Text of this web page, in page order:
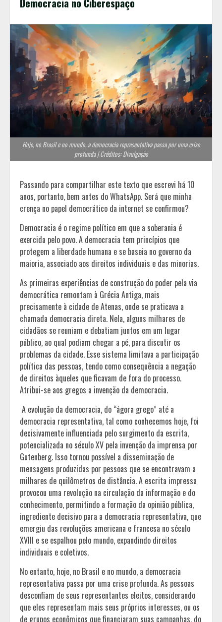
Hoje, no Brasil e no mundo, a democracia representativa passa por uma crise
profunda | Créditos: Divulgação
Passando para compartilhar este texto que escrevi há 10
anos, portanto, bem antes do WhatsApp. Será que minha
crença no papel democrático da internet se confirmou?
Democracia é o regime político em que a soberania é
exercida pelo povo. A democracia tem princípios que
protegem a liberdade humana e se baseia no governo da
maioria, associado aos direitos individuais e das minorias.
As primeiras experiências de construção do poder pela via
democrática remontam à Grécia Antiga, mais
precisamente à cidade de Atenas, onde se praticava a
chamada democracia direta. Nela, alguns milhares de
cidadãos se reuniam e debatiam juntos em um lugar
público, ao qual podiam chegar a pé, para discutir os
problemas da cidade. Esse sistema limitava a participação
política das pessoas, tendo como consequência a negação
de direitos àqueles que ficavam de fora do processo.
Atribui-se aos gregos a invenção da democracia.
A evolução da democracia, do “ágora grego” até a
democracia representativa, tal como conhecemos hoje, foi
decisivamente influenciada pelo surgimento da escrita,
potencializada no século XV pela invenção da imprensa por
Gutenberg. Isso tornou possível a disseminação de
mensagens produzidas por pessoas que se encontravam a
milhares de quilômetros de distância. A escrita impressa
provocou uma revolução na circulação da informação e do
conhecimento, permitindo a formação da opinião pública,
ingrediente decisivo para a democracia representativa, que
emergiu das revoluções americana e francesa no século
XVIII e se espalhou pelo mundo, expandindo direitos
individuais e coletivos.
No entanto, hoje, no Brasil e no mundo, a democracia
representativa passa por uma crise profunda. As pessoas
desconfiam de seus representantes eleitos, considerando
que eles representam mais seus próprios interesses, ou os
de grupos econômicos que financiaram suas campanhas, do